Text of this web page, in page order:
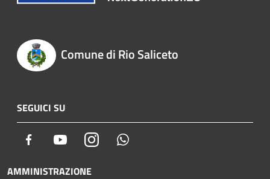
Comune di Rio Saliceto
SEGUICI SU
Facebook YoutubeInstagram
AMMINISTRAZIONE